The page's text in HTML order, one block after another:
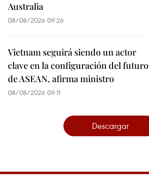
Australia
08/08/2026 09:26
Vietnam seguirá siendo un actor
clave en la configuración del futuro
de ASEAN, afirma ministro
08/08/2026 09:11
Descargar